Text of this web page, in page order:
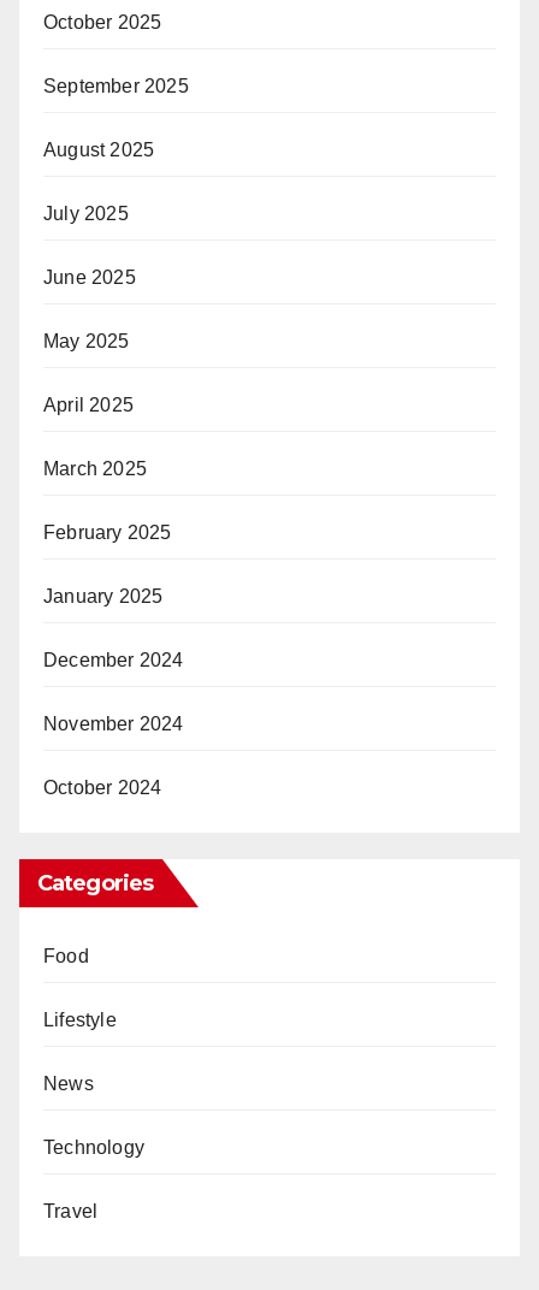
October 2025
September 2025
August 2025
July 2025
June 2025
May 2025
April 2025
March 2025
February 2025
January 2025
December 2024
November 2024
October 2024
Categories
Food
Lifestyle
News
Technology
Travel